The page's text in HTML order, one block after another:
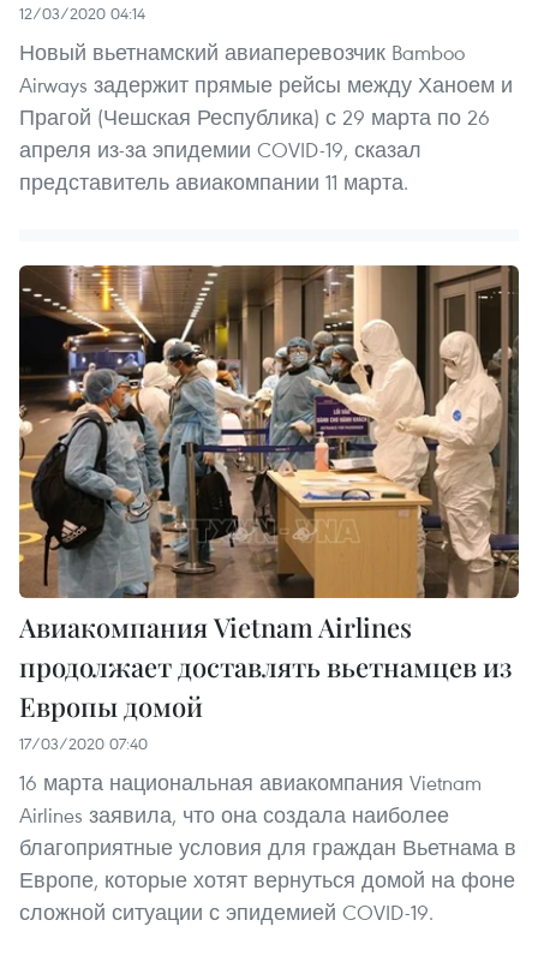
12/03/2020 04:14
Новый вьетнамский авиаперевозчик Bamboo
Airways задержит прямые рейсы между Ханоем и
Прагой (Чешская Республика) с 29 марта по 26
апреля из-за эпидемии COVID-19, сказал
представитель авиакомпании 11 марта.
Авиакомпания Vietnam Airlines
продолжает доставлять вьетнамцев из
Европы домой
17/03/2020 07:40
16 марта национальная авиакомпания Vietnam
Airlines заявила, что она создала наиболее
благоприятные условия для граждан Вьетнама в
Европе, которые хотят вернуться домой на фоне
сложной ситуации с эпидемией COVID-19.